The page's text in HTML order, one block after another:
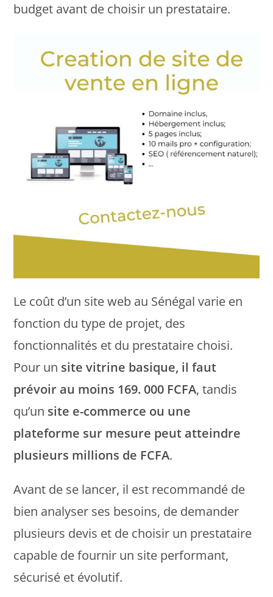
budget avant de choisir un prestataire.
Le coût d’un site web au Sénégal varie en
fonction du type de projet, des
fonctionnalités et du prestataire choisi.
Pour un site vitrine basique, il faut
prévoir au moins 169. 000 FCFA, tandis
qu’un site e-commerce ou une
plateforme sur mesure peut atteindre
plusieurs millions de FCFA.
Avant de se lancer, il est recommandé de
bien analyser ses besoins, de demander
plusieurs devis et de choisir un prestataire
capable de fournir un site performant,
sécurisé et évolutif.